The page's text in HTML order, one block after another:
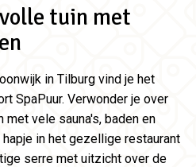
tuin met
in Tilburg vind je het
SpaPuur. Verwonder je over
vele sauna's, baden en
in het gezellige restaurant
serre met uitzicht over de